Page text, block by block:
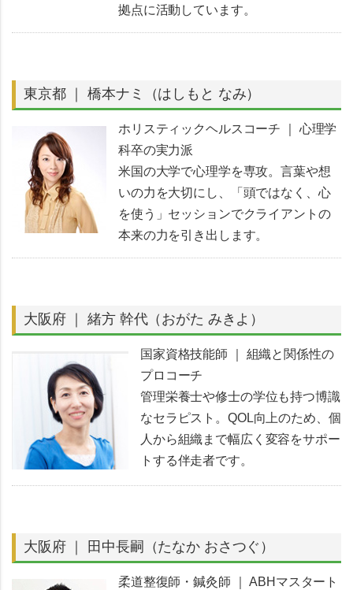
拠点に活動しています。
東京都 ｜ 橋本ナミ（はしもと なみ）
ホリスティックヘルスコーチ ｜ 心理学
科卒の実力派
米国の大学で心理学を専攻。言葉や想
いの力を大切にし、「頭ではなく、心
を使う」セッションでクライアントの
本来の力を引き出します。
大阪府 ｜ 緒方 幹代（おがた みきよ）
国家資格技能師 ｜ 組織と関係性の
プロコーチ
管理栄養士や修士の学位も持つ博識
なセラピスト。QOL向上のため、個
人から組織まで幅広く変容をサポー
トする伴走者です。
大阪府 ｜ 田中長嗣（たなか おさつぐ）
柔道整復師・鍼灸師 ｜ ABHマスタート